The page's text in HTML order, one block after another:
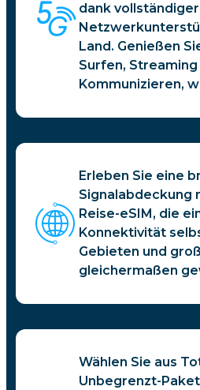
dank vollständiger
Land. Genießen
Surfen, Streaming
Kommunizieren,
Erleben Sie eine
Signalabdeckung
Reise-eSIM, die
Konnektivität
Gebieten und
gleichermaßen
Wählen Sie aus
Unbegrenzt-